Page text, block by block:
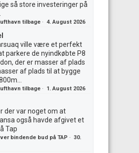
så store investeringer på
tilbage · 4. August 2026
ville være et perfekt
parkere de nyindkøbte P8
der er masser af plads
af plads til at bygge
tilbage · 1. August 2026
der var noget om at
også havde afgivet et
Tap
bindende bud på TAP · 30.